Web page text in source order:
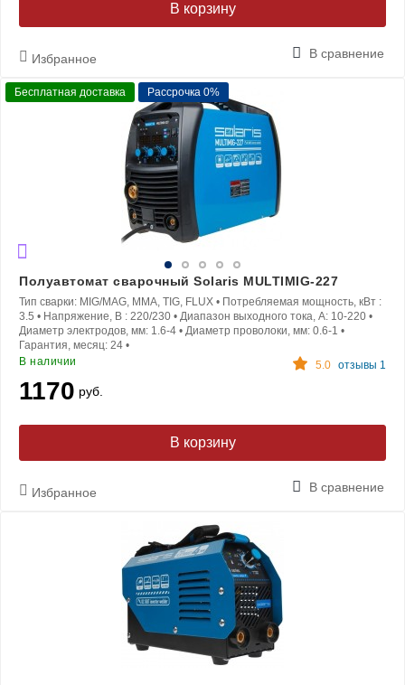
В корзину
Избранное В сравнение
Бесплатная доставка Рассрочка 0%
Полуавтомат сварочный Solaris MULTIMIG-227
Тип сварки: MIG/MAG, MMA, TIG, FLUX • Потребляемая мощность, кВт :
3.5 • Напряжение, В : 220/230 • Диапазон выходного тока, A: 10-220 •
Диаметр электродов, мм: 1.6-4 • Диаметр проволоки, мм: 0.6-1 •
Гарантия, месяц: 24 •
В наличии
5.0 отзывы 1
1170 руб.
В корзину
Избранное В сравнение